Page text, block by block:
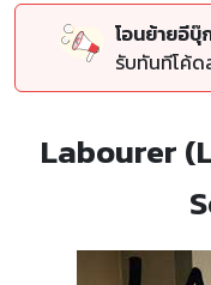
โอนย้ายอีบุ๊
รับทันทีโค้ด
Labourer